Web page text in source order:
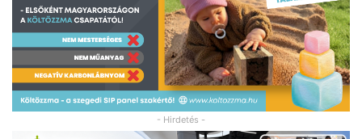
- Hirdetés -